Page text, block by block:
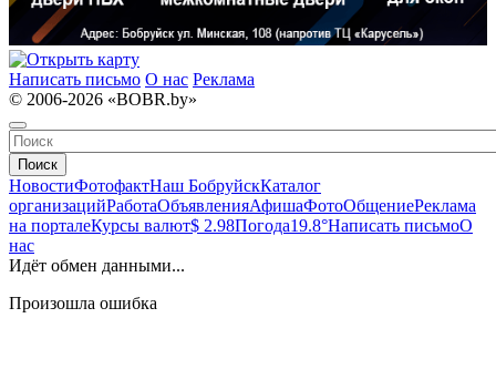
Написать письмо О нас Реклама
© 2006-2026 «BOBR.by»
Поиск
НовостиФотофактНаш БобруйскКаталог
организацийРаботаОбъявленияАфишаФотоОбщениеРеклама
на порталеКурсы валют$ 2.98Погода19.8°Написать письмоО
нас
Идёт обмен данными...
Произошла ошибка